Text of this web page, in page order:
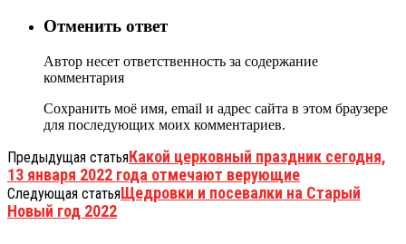
Отменить ответ
Автор несет ответственность за содержание
комментария
Сохранить моё имя, email и адрес сайта в этом браузере
для последующих моих комментариев.
Предыдущая статьяКакой церковный праздник сегодня,
13 января 2022 года отмечают верующие
Следующая статьяЩедровки и посевалки на Старый
Новый год 2022